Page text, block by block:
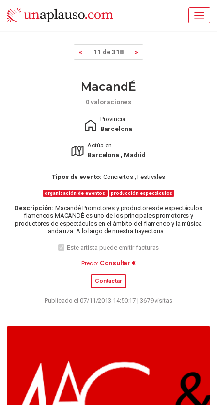
« 11 de 318 »
MacandÉ
0 valoraciones
Provincia
Barcelona
Actúa en
Barcelona , Madrid
Tipos de evento: Conciertos , Festivales
organización de eventos producción espectáculos
Descripción: Macandé Promotores y productores de espectáculos
flamencos MACANDÉ es uno de los principales promotores y
productores de espectáculos en el ámbito del flamenco y la música
andaluza. A lo largo de nuestra trayectoria ...
Este artista puede emitir facturas
Precio: Consultar €
Contactar
Publicado el 07/11/2013 14:50:17 | 3679 visitas